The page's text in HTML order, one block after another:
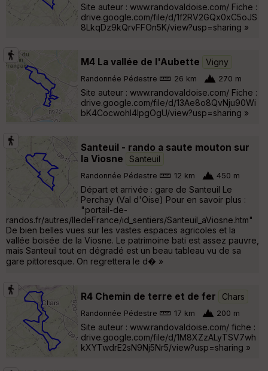
Site auteur : www.randovaldoise.com/ Fiche :
drive.google.com/file/d/1f2RV2GQx0xC5oJS
8LkqDz9kQrvFFOn5K/view?usp=sharing »
M4 La vallée de l'Aubette Vigny
Randonnée Pédestre 26 km 270 m
Site auteur : www.randovaldoise.com/ Fiche :
drive.google.com/file/d/13Ae8o8QvNju90Wi
bK4Cocwohl4lpgOgU/view?usp=sharing »
Santeuil - rando a saute mouton sur
la Viosne
Santeuil
Randonnée Pédestre 12 km 450 m
Départ et arrivée : gare de Santeuil Le
Perchay (Val d'Oise) Pour en savoir plus :
"portail-de-
randos.fr/autres/IledeFrance/id_sentiers/Santeuil_aViosne.htm"
De bien belles vues sur les vastes espaces agricoles et la
vallée boisée de la Viosne. Le patrimoine bati est assez pauvre,
mais Santeuil tout en dégradé est un beau tableau vu de sa
gare pittoresque. On regrettera le d� »
R4 Chemin de terre et de fer Chars
Randonnée Pédestre 17 km 200 m
Site auteur : www.randovaldoise.com/ fiche :
drive.google.com/file/d/1M8XZzALyTSV7wh
kXYTwdrE2sN9Nj5Nr5/view?usp=sharing »